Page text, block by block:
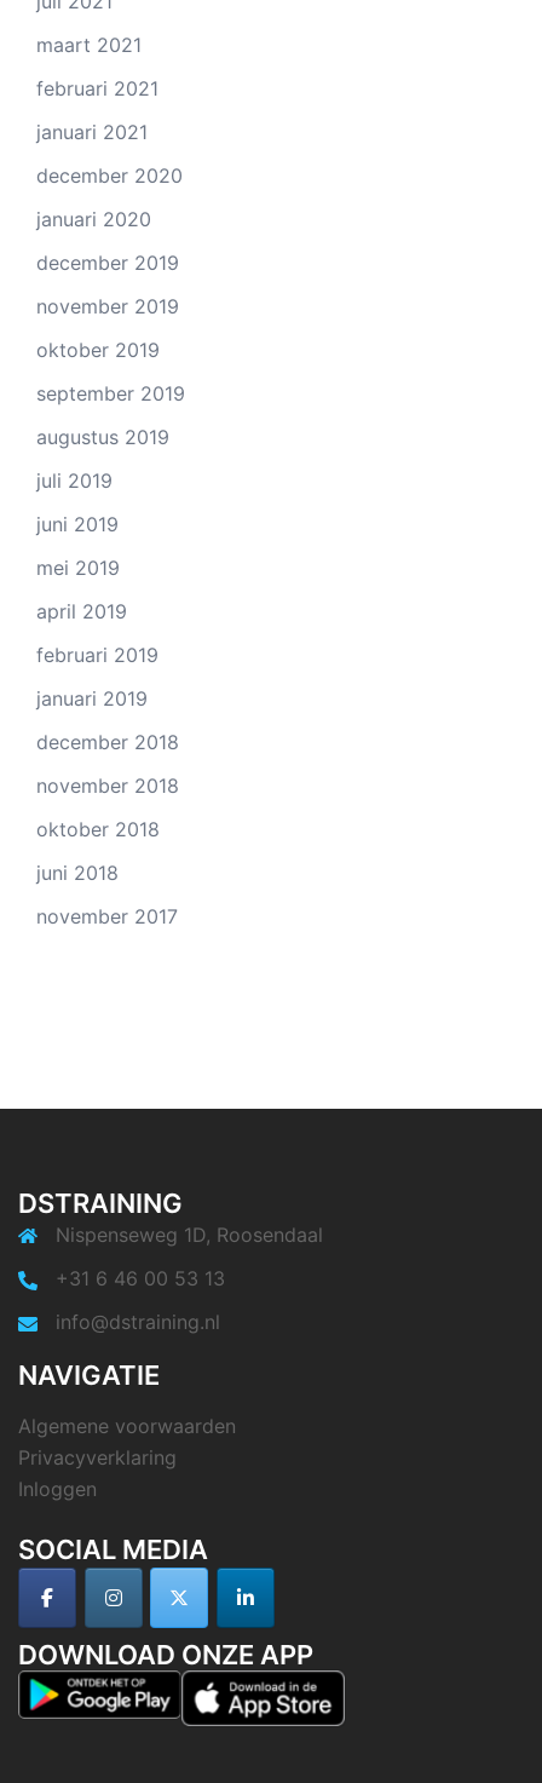
maart 2021
februari 2021
januari 2021
december 2020
januari 2020
december 2019
november 2019
oktober 2019
september 2019
augustus 2019
juli 2019
juni 2019
mei 2019
april 2019
februari 2019
januari 2019
december 2018
november 2018
oktober 2018
juni 2018
november 2017
DSTRAINING
Nispenseweg 1D, Roosendaal
+31 6 46 00 53 13
info@dstraining.nl
NAVIGATIE
Algemene voorwaarden
Privacyverklaring
Inloggen
SOCIAL MEDIA
DOWNLOAD ONZE APP